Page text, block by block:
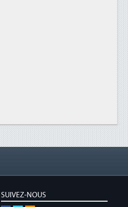
SUIVEZ-NOUS